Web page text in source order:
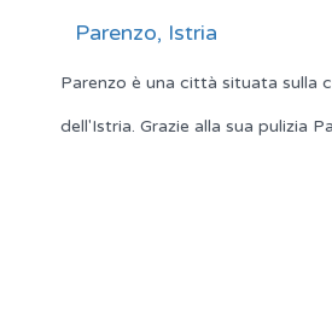
Parenzo, Istria
Parenzo è una città situata sulla
dell'Istria. Grazie alla sua pulizia